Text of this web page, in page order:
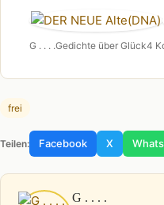
G . . . .Gedichte über Glück4
frei
Teilen: Facebook X
G . . . .